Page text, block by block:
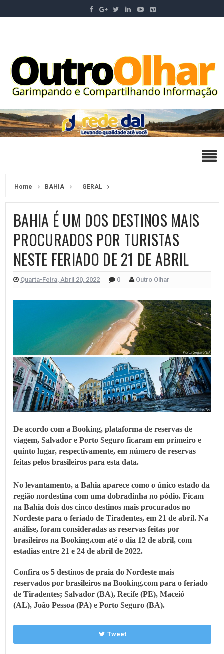
Home BAHIA GERAL
BAHIA É UM DOS DESTINOS MAIS
PROCURADOS POR TURISTAS
NESTE FERIADO DE 21 DE ABRIL
Quarta-Feira, Abril 20, 2022 0 Outro Olhar
De acordo com a Booking, plataforma de reservas de
viagem, Salvador e Porto Seguro ficaram em primeiro e
quinto lugar, respectivamente, em número de reservas
feitas pelos brasileiros para esta data.
No levantamento, a Bahia aparece como o único estado da
região nordestina com uma dobradinha no pódio. Ficam
na Bahia dois dos cinco destinos mais procurados no
Nordeste para o feriado de Tiradentes, em 21 de abril. Na
análise, foram consideradas as reservas feitas por
brasileiros na Booking.com até o dia 12 de abril, com
estadias entre 21 e 24 de abril de 2022.
Confira os 5 destinos de praia do Nordeste mais
reservados por brasileiros na Booking.com para o feriado
de Tiradentes; Salvador (BA), Recife (PE), Maceió
(AL), João Pessoa (PA) e Porto Seguro (BA).
Tweet